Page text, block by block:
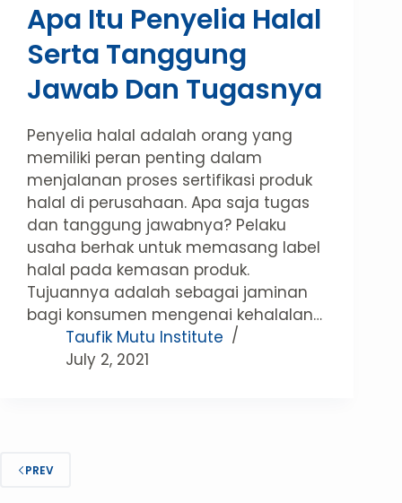
Apa Itu Penyelia Halal
Serta Tanggung
Jawab Dan Tugasnya
Penyelia halal adalah orang yang
memiliki peran penting dalam
menjalanan proses sertifikasi produk
halal di perusahaan. Apa saja tugas
dan tanggung jawabnya? Pelaku
usaha berhak untuk memasang label
halal pada kemasan produk.
Tujuannya adalah sebagai jaminan
bagi konsumen mengenai kehalalan…
Taufik Mutu Institute
July 2, 2021
PREV